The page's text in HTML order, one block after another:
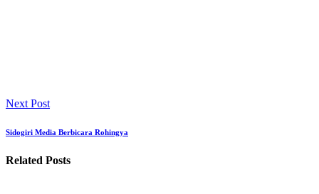
Next Post
Sidogiri Media Berbicara Rohingya
Related Posts